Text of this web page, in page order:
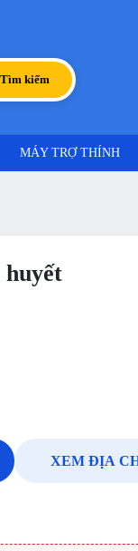
Tìm kiếm
MÁY TRỢ THÍNH
XEM ĐỊA